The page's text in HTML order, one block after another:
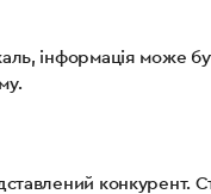
інформація може
конкурент.